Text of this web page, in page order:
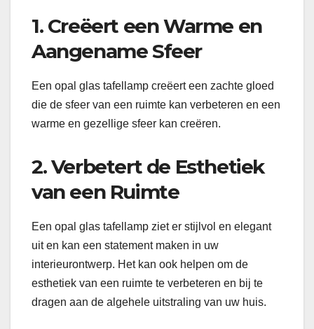
1. Creëert een Warme en
Aangename Sfeer
Een opal glas tafellamp creëert een zachte gloed
die de sfeer van een ruimte kan verbeteren en een
warme en gezellige sfeer kan creëren.
2. Verbetert de Esthetiek
van een Ruimte
Een opal glas tafellamp ziet er stijlvol en elegant
uit en kan een statement maken in uw
interieurontwerp. Het kan ook helpen om de
esthetiek van een ruimte te verbeteren en bij te
dragen aan de algehele uitstraling van uw huis.